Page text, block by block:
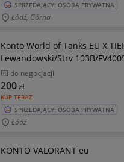
SPRZEDAJĄCY: OSOBA PRYWATNA
Łódź, Górna
Konto World of Tanks EU X
Lewandowski/Strv 103B/
do negocjacji
KUP TERAZ
200zł
SPRZEDAJĄCY: OSOBA PRYWATNA
Łódź
KONTO VALORANT eu